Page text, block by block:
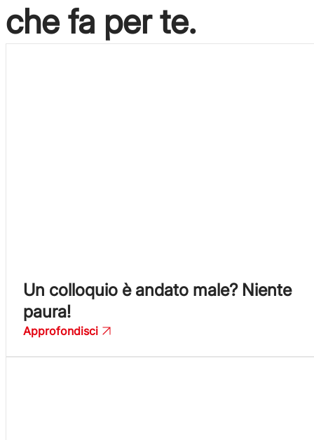
che fa per te.
Un colloquio è andato male? Niente
paura!
Approfondisci